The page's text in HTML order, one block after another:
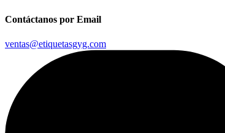
Contáctanos por Email
ventas@etiquetasgyg.com